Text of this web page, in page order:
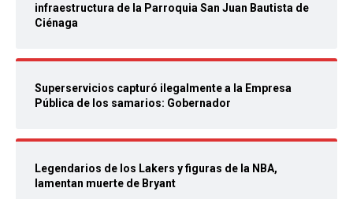
infraestructura de la Parroquia San Juan Bautista de
Ciénaga
Superservicios capturó ilegalmente a la Empresa
Pública de los samarios: Gobernador
Legendarios de los Lakers y figuras de la NBA,
lamentan muerte de Bryant